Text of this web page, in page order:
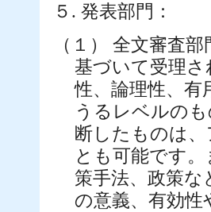
５ . 発表部門：
（１） 全文審査
基づいて受理
性、論理性、有
うるレベルの
断したものは
とも可能です
策手法、政策
の意義、有効